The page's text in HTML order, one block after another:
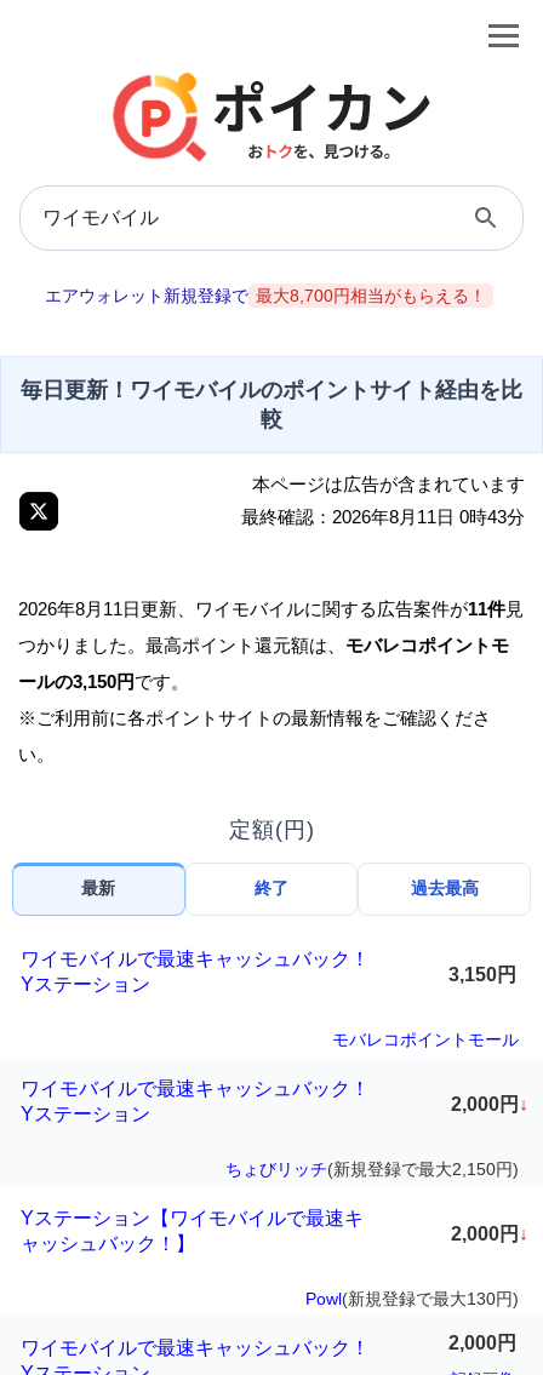
エアウォレット新規登録で 最大8,700円相当がもらえる！
毎日更新！ワイモバイルのポイントサイト経由を比
較
本ページは広告が含まれています
最終確認：2026年8月11日 0時43分
2026年8月11日更新、ワイモバイルに関する広告案件が11件見
つかりました。最高ポイント還元額は、 モバレコポイントモ
ールの3,150円です。
※ご利用前に各ポイントサイトの最新情報をご確認くださ
い。
定額(円)
最新 終了 過去最高
ワイモバイルで最速キャッシュバック！
Yステーション
3,150円
モバレコポイントモール
ワイモバイルで最速キャッシュバック！
Yステーション
2,000円 ↓
ちょびリッチ(新規登録で最大2,150円)
Yステーション【ワイモバイルで最速キ
ャッシュバック！】
2,000円 ↓
Powl(新規登録で最大130円)
ワイモバイルで最速キャッシュバック！
2,000円